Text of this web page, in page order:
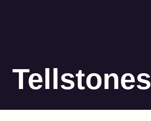
Tellstones